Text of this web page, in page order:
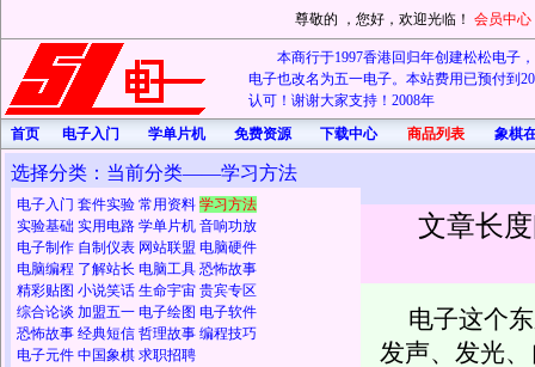
尊敬的 ，您好，欢迎光临！ 会员中心
本商行于1997香港回归年创建松松电子
电子也改名为五一电子。本站费用已预付到
认可！谢谢大家支持！2008年
首页
电子入门 学单片机 免费资源 下载中心 商品列表 象棋
选择分类：当前分类——学习方法
电子入门 套件实验 常用资料 学习方法
实验基础 实用电路 学单片机 音响功放
电子制作 自制仪表 网站联盟 电脑硬件
电脑编程 了解站长 电脑工具 恐怖故事
精彩贴图 小说笑话 生命宇宙 贵宾专区
综合论谈 加盟五一 电子绘图 电子软件
恐怖故事 经典短信 哲理故事 编程技巧
电子元件 中国象棋 求职招聘
文章长
电子这个
发声、发光